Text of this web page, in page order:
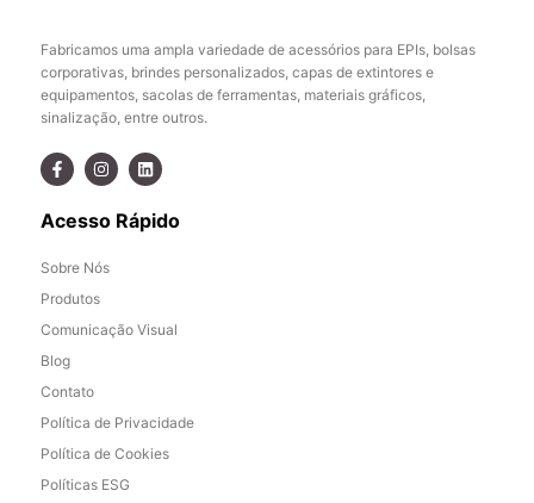
Fabricamos uma ampla variedade de acessórios para EPIs, bolsas
corporativas, brindes personalizados, capas de extintores e
equipamentos, sacolas de ferramentas, materiais gráficos,
sinalização, entre outros.
Acesso Rápido
Sobre Nós
Produtos
Comunicação Visual
Blog
Contato
Política de Privacidade
Política de Cookies
Políticas ESG